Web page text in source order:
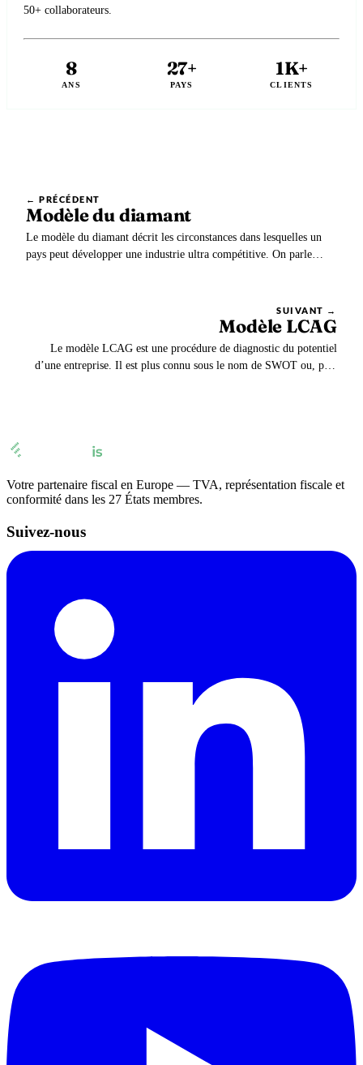
50+ collaborateurs.
8
ANS
27+
PAYS
1K+
CLIENTS
← PRÉCÉDENT
Modèle du diamant
Le modèle du diamant décrit les circonstances dans lesquelles un
pays peut développer une industrie ultra compétitive. On parle
SUIVANT →
Modèle LCAG
Le modèle LCAG est une procédure de diagnostic du potentiel
d’une entreprise. Il est plus connu sous le nom de SWOT ou, plus
Votre partenaire fiscal en Europe — TVA, représentation fiscale et
conformité dans les 27 États membres.
Suivez-nous